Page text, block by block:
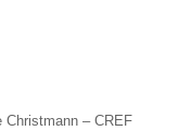
Christmann – CREF